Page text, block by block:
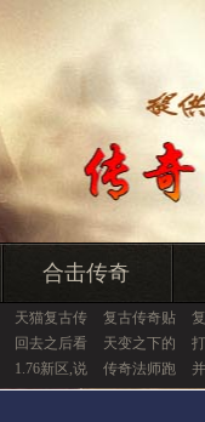
合击传奇
天猫复古传 复古传奇贴
回去之后看 天变之下的
1.76新区,说 传奇法师跑